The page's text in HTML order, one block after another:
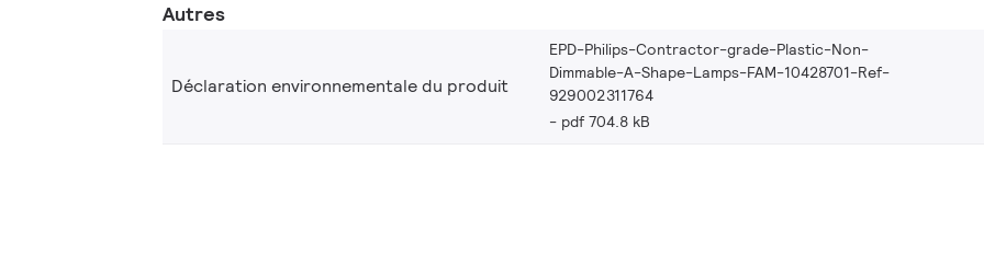
Autres
Déclaration environnementale du produit
EPD-Philips-Contractor-grade-Plastic-Non-
Dimmable-A-Shape-Lamps-FAM-10428701-Ref-
929002311764
pdf 704.8 kB